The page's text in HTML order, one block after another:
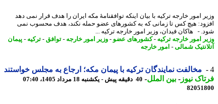
امور خارجه ترکیه با بیان اینکه توافقنامهٔ مکه ایران را هدف قرار نمی دهد
هیچ کس تا زمانی که به کشورهای عضو حمله نکند، هدف محسوب نمی
- هاکان فیدان، وزیر امور خارجه ترکیه ...
امور خارجه ترکیه-کشورهای عضو-وزیر امور خارجه-توافق-ترکیه-پیمان
شمالی-امور خارجه
مخالفت نمایندگان ترکیه با پیمان مکه؛ ارجاع به مجلس خواستند
نیوز-بین الملل-40 دقیقه پیش - یکشنبه 18 مرداد 1405، 07:40